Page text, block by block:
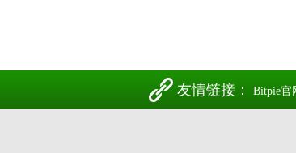
友情链接： Bitpie官